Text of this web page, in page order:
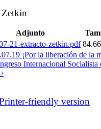
Zetkin
Adjunto
21-extracto-zetkin.pdf
¡Por la liberación de la
Internacional
friendly version